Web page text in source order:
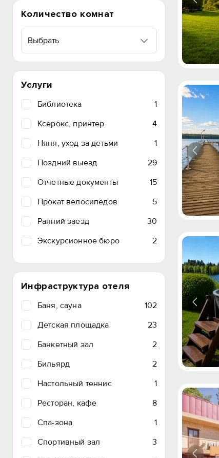
Количество комнат
Выбрать
Услуги
Библиотека
1
Ксерокс, принтер
4
Няня, уход за детьми
1
Поздний выезд
29
Отчетные документы
15
Прокат велосипедов
5
Ранний заезд
30
Экскурсионное бюро
2
Инфраструктура отеля
Баня, сауна
102
Детская площадка
23
Банкетный зал
2
Бильярд
2
Настольный теннис
1
Ресторан, кафе
8
Спа-зона
1
Спортивный зал
3